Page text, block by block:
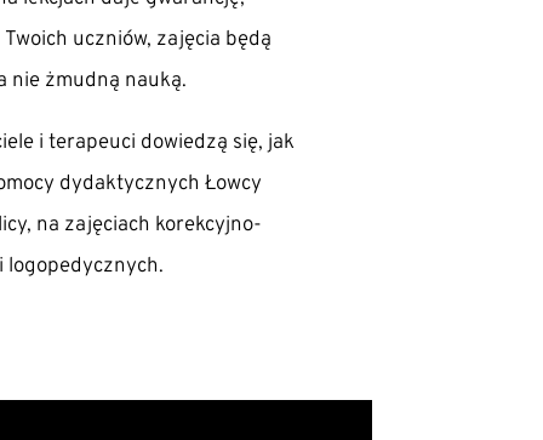
uczniów, zajęcia będą
nie żmudną nauką.
i terapeuci dowiedzą się, jak
dydaktycznych Łowcy
na zajęciach korekcyjno-
logopedycznych.